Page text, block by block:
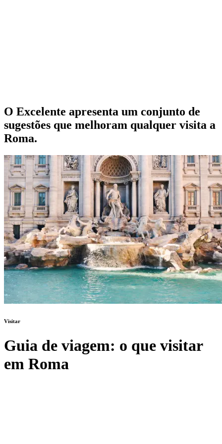
O Excelente apresenta um conjunto de
sugestões que melhoram qualquer visita a
Roma.
Visitar
Guia de viagem: o que visitar
em Roma